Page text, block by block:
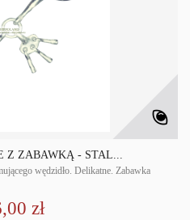
Z ZABAWKĄ - STAL...
wędzidło. Delikatne. Zabawka
zł